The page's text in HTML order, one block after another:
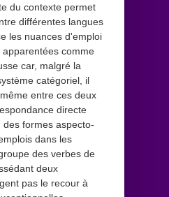
du contexte permet
différentes langues
les nuances d'emploi
comme
car, malgré la
catégoriel, il
entre ces deux
directe
formes aspecto-
dans les
des verbes de
deux
pas le recour à